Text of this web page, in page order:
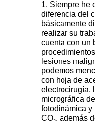
1. Siempre he
diferencia del
básicamente
realizar su
cuenta con un
lesiones
podemos
con hoja de
electrocirugía,
micrográfica
fotodinámica y
CO , además